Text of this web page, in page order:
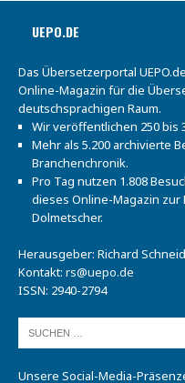
UEPO.DE
Das Übersetzerportal
Online-Magazin für die
deutschsprachigen Raum.
Wir veröffentlichen 250 bis
Mehr als 5.200 archivierte
Branchenchronik.
Pro Tag nutzen 1.808
dieses Online-Magazin
Dolmetscher.
Herausgeber: Richard
Kontakt: rs@uepo.de
ISSN: 2940-2794
Unsere Social-Media-